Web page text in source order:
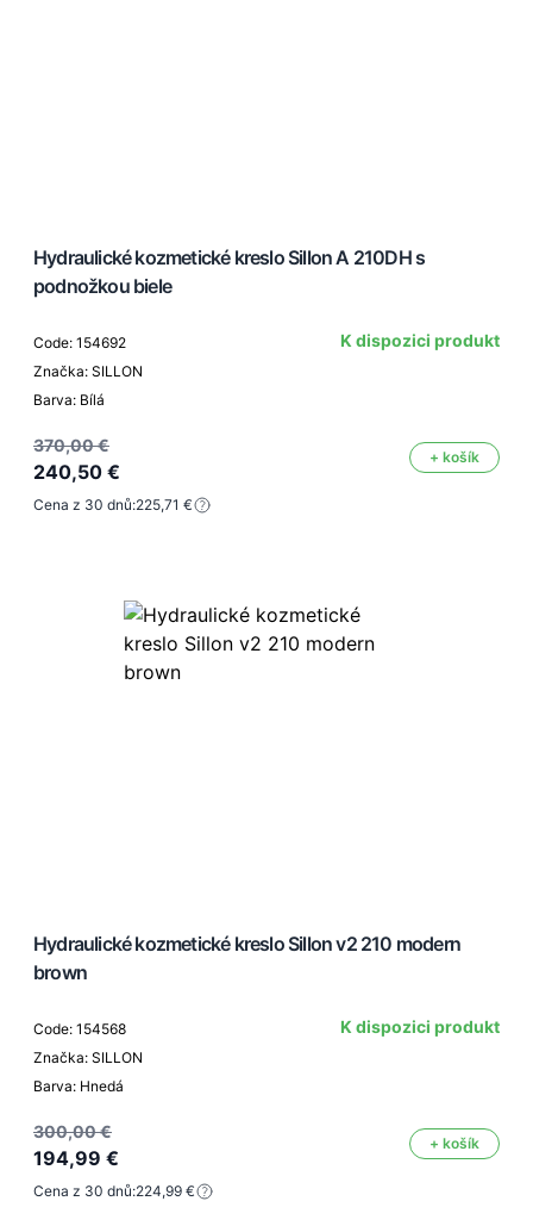
Hydraulické kozmetické kreslo Sillon A 210DH s
podnožkou biele
Code: 154692
Značka: SILLON
Barva: Bílá
K dispozici produkt
370,00 €
240,50 €
+ košík
Cena z 30 dnů:225,71 €
Hydraulické kozmetické kreslo Sillon v2 210 modern
brown
Code: 154568
Značka: SILLON
Barva: Hnedá
K dispozici produkt
300,00 €
194,99 €
+ košík
Cena z 30 dnů:224,99 €